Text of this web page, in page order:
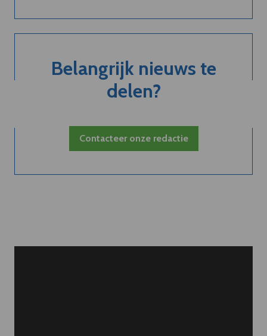
Belangrijk nieuws te
delen?
Contacteer onze redactie